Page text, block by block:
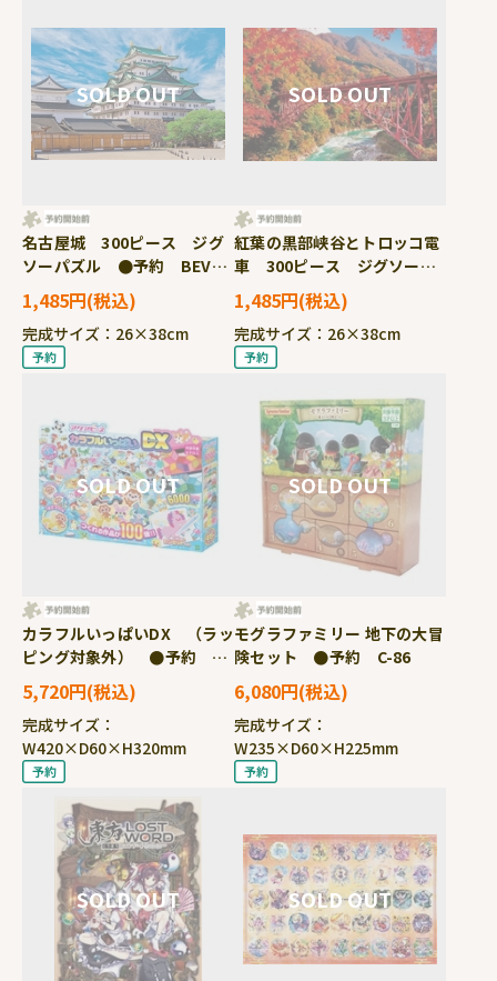
名古屋城 300ピース ジグ
ソーパズル ●予約 BEV-
300-212
1,485円
完成サイズ：26×38cm
紅葉の黒部峡谷とトロッコ電
車 300ピース ジグソーパ
ズル ●予約 BEV-300-
213 ［CP-TM］
1,485円
完成サイズ：26×38cm
カラフルいっぱいDX （ラッ
ピング対象外） ●予約
AQ-S108 ［CP-AQ］［CP-
PA］
5,720円
完成サイズ：
W420×D60×H320mm
モグラファミリー 地下の大冒
険セット ●予約 C-86
6,080円
完成サイズ：
W235×D60×H225mm